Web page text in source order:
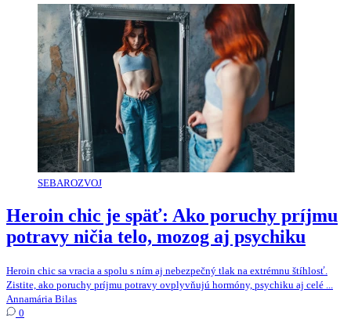
SEBAROZVOJ
Heroin chic je späť: Ako poruchy príjmu
potravy ničia telo, mozog aj psychiku
Heroin chic sa vracia a spolu s ním aj nebezpečný tlak na extrémnu štíhlosť.
Zistite, ako poruchy príjmu potravy ovplyvňujú hormóny, psychiku aj celé ...
Annamária Bilas
0